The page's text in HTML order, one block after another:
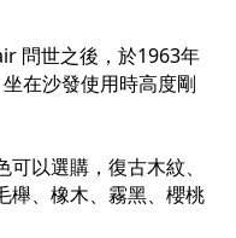
問世之後，於1963年
在沙發使用時高度剛
以選購，復古木紋、
櫸、橡木、霧黑、櫻桃